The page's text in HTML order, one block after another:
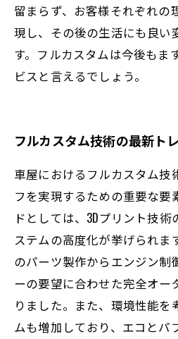
留まらず、お客様それぞれの
現し、その後の生活にも良い
す。フルカスタムは今後もま
ビスと言えるでしょう。
フルカスタム技術の最新ト
車屋におけるフルカスタム技
フを実現するための重要な要
ドとしては、3Dプリント技
ステムの高度化が挙げられま
のパーツ製作からエンジン制
ーの要望に合わせた完全オー
りました。また、環境性能を
ムも増加しており、エコとパ